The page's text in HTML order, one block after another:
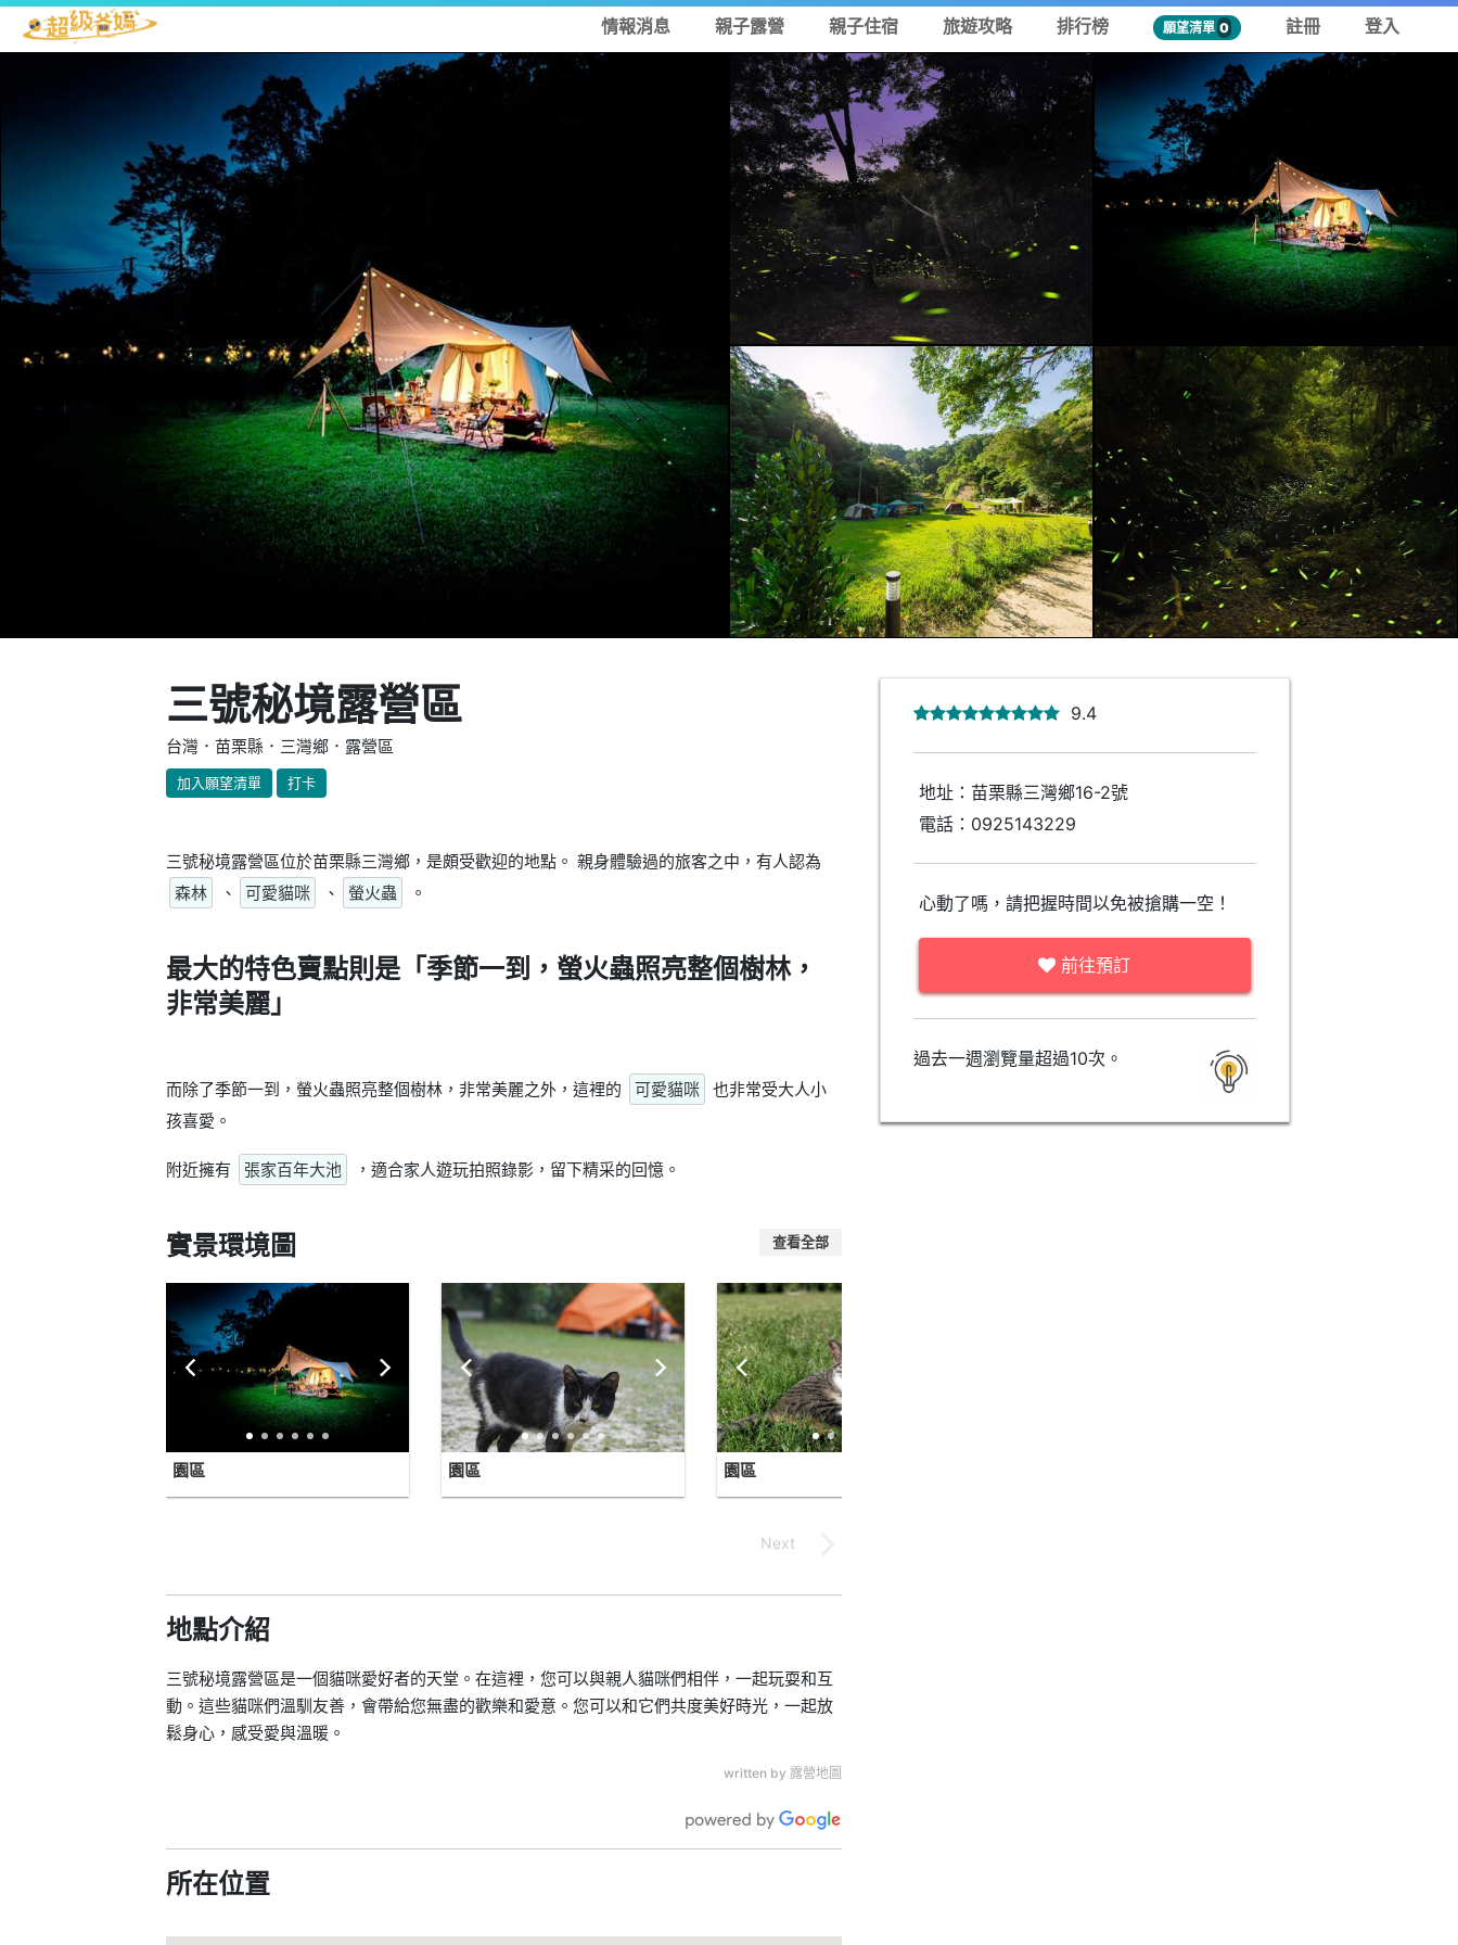
情報消息 親子露營 親子住宿 旅遊攻略 排行榜 願望清單 0 註冊 登入
三號秘境露營區
台灣．苗栗縣．三灣鄉．露營區
加入願望清單 打卡
三號秘境露營區位於苗栗縣三灣鄉，是頗受歡迎的地點。 親身體驗過的旅客之中，有人認為
森林
、 可愛貓咪 、 螢火蟲 。
最大的特色賣點則是「季節一到，螢火蟲照亮整個樹林，
非常美麗」
而除了季節一到，螢火蟲照亮整個樹林，非常美麗之外，這裡的 可愛貓咪
也非常受大人小
孩喜愛。
附近擁有 張家百年大池 ，適合家人遊玩拍照錄影，留下精采的回憶。
實景環境圖 查看全部
園區 園區 園區
地點介紹
三號秘境露營區是一個貓咪愛好者的天堂。在這裡，您可以與親人貓咪們相伴，一起玩耍和互
動。這些貓咪們溫馴友善，會帶給您無盡的歡樂和愛意。您可以和它們共度美好時光，一起放
鬆身心，感受愛與溫暖。
written by 露營地圖
所在位置
9.4
地址：苗栗縣三灣鄉16-2號
電話： 0925143229
心動了嗎，請把握時間以免被搶購一空！
前往預訂
過去一週瀏覽量超過10次。